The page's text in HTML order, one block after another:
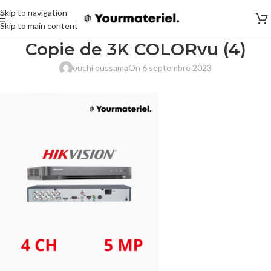
Skip to navigation
Skip to main content
Copie de 3K COLORvu (4)
ouchi oussamaOn 6 septembre 2023